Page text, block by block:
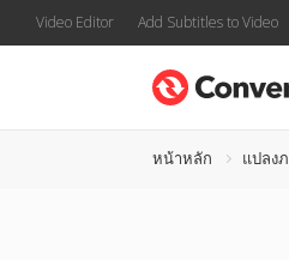
Video Editor Add Subtitles to Video
หน้าหลัก แปลง